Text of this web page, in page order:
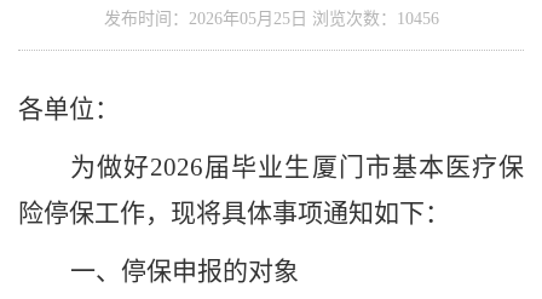
发布时间：2026年05月25日 浏览次数： 10456
各单位：
为做好2026届毕业生厦门市基本医疗保
险停保工作，现将具体事项通知如下：
一、停保申报的对象